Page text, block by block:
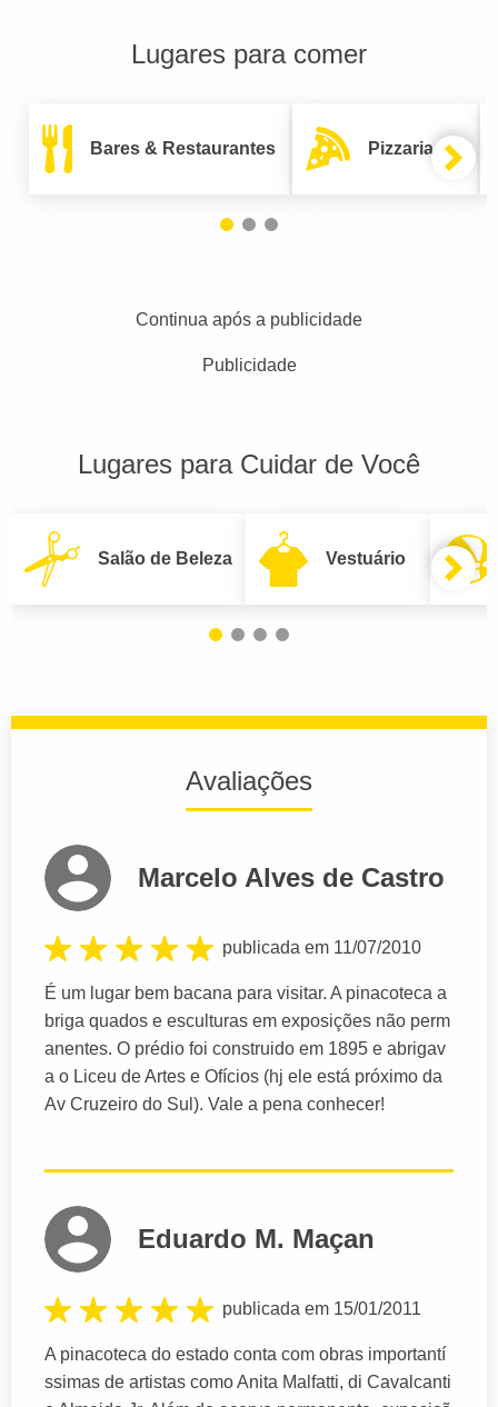
Lugares para comer
Bares & Restaurantes Pizzarias
Continua após a publicidade
Publicidade
Lugares para Cuidar de Você
Salão de Beleza Vestuário
Avaliações
Marcelo Alves de Castro
publicada em 11/07/2010
É um lugar bem bacana para visitar. A pinacoteca a
briga quados e esculturas em exposições não perm
anentes. O prédio foi construido em 1895 e abrigav
a o Liceu de Artes e Ofícios (hj ele está próximo da
Av Cruzeiro do Sul). Vale a pena conhecer!
Eduardo M. Maçan
publicada em 15/01/2011
A pinacoteca do estado conta com obras importantí
ssimas de artistas como Anita Malfatti, di Cavalcanti